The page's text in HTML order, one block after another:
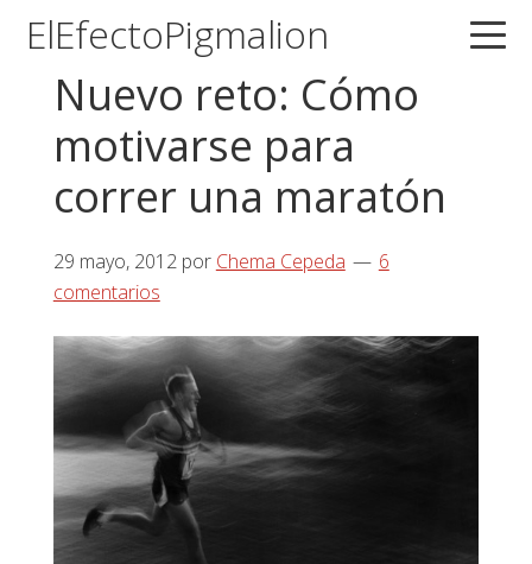
Saltar
navegación
principal
Saltar
contenido
principal
Saltar
lateral
principal
ElEfectoPigmalion
Nuevo reto: Cómo
motivarse para
correr una maratón
29 mayo, 2012por Chema Cepeda
6
comentarios